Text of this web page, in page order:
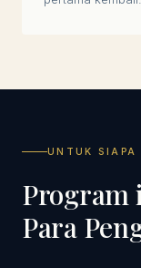
UNTUK SIAPA
Program
Para